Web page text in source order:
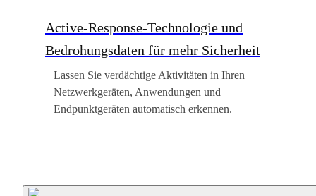
Active-Response-Technologie und
Bedrohungsdaten für mehr Sicherheit
Lassen Sie verdächtige Aktivitäten in Ihren
Netzwerkgeräten, Anwendungen und
Endpunktgeräten automatisch erkennen.